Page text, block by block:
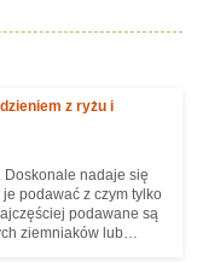
z ryżu i
Doskonale nadaje się
podawać z czym tylko
podawane są
ziemniaków lub